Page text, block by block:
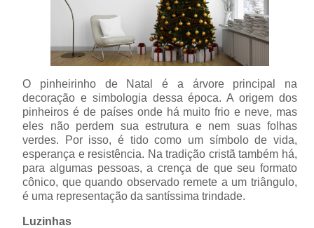
O pinheirinho de Natal é a árvore principal na
decoração e simbologia dessa época. A origem dos
pinheiros é de países onde há muito frio e neve, mas
eles não perdem sua estrutura e nem suas folhas
verdes. Por isso, é tido como um símbolo de vida,
esperança e resistência. Na tradição cristã também há,
para algumas pessoas, a crença de que seu formato
cônico, que quando observado remete a um triângulo,
é uma representação da santíssima trindade.
Luzinhas